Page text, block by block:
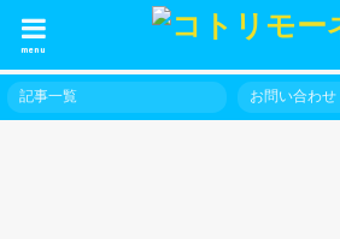
menu
記事一覧 お問い合わせ